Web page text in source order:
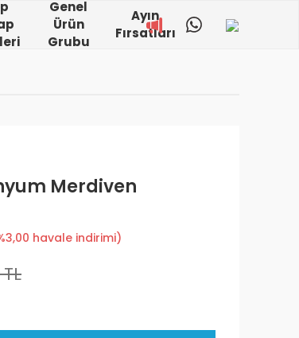
Genel
Ürün
Grubu
Ayın
Fırsatları
Merdiven
havale indirimi)